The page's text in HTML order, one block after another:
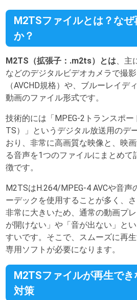
M2TSファイルとは？な
か？
M2TS（拡張子：.m2ts）とは、主
などのデジタルビデオカメラで撮
（AVCHD規格）や、ブルーレイデ
動画のファイル形式です。
技術的には「MPEG-2トランスポ
TS）」というデジタル放送用のデ
おり、非常に高画質な映像と、映
る音声を1つのファイルにまとめて
徴です。
M2TSはH.264/MPEG-4 AVCや音声
ーデックを使用することが多く、
非常に大きいため、通常の動画プ
が開けない」や「音が出ない」と
すいです。そこで、スムーズに再
専用ソフトが必要になります。
M2TSファイルが再生で
対策